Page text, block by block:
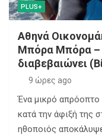
PLUS+
Αθηνά
Μπόρα Μπόρα –
διαβεβαιώνει
9 ώρες ago
Ένα μικρό απρόοπτο
κατά την άφιξή της
ηθοποιός